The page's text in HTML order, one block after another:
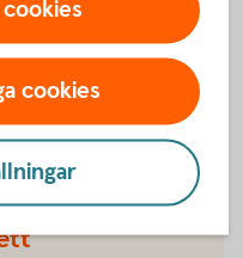
cookies